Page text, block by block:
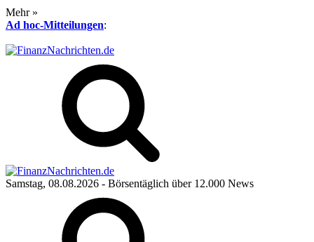
Mehr »
Ad hoc-Mitteilungen:
Samstag, 08.08.2026 - Börsentäglich über 12.000 News